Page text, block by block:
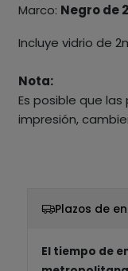
Marco: Negro de
Incluye vidrio de
Nota:
Es posible que
impresión,
Plazos de
El tiempo de